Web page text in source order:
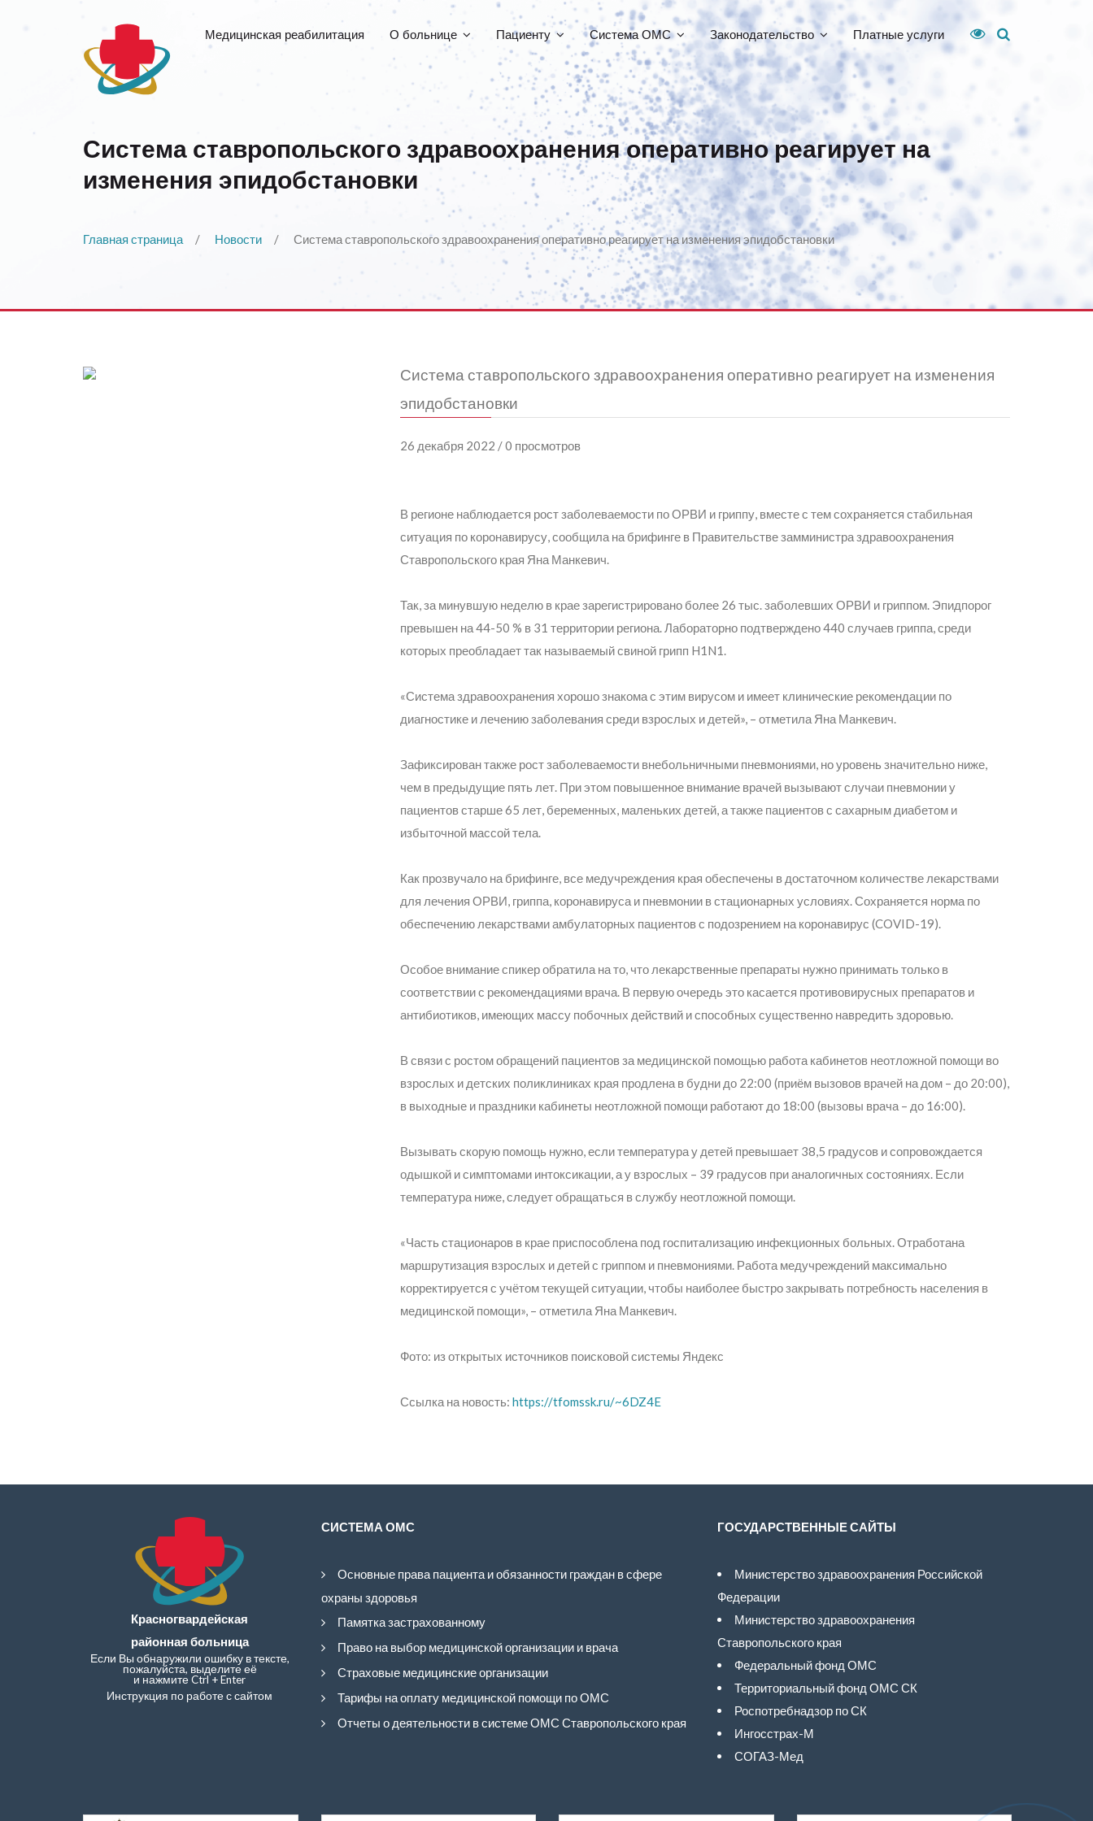
Медицинская реабилитация О больнице Пациенту Система ОМС Законодательство Платные услуги
Система ставропольского здравоохранения оперативно реагирует на
изменения эпидобстановки
Главная страница Новости Система ставропольского здравоохранения оперативно реагирует на изменения эпидобстановки
Система ставропольского здравоохранения оперативно реагирует на изменения
эпидобстановки
26 декабря 2022 / 0 просмотров
В регионе наблюдается рост заболеваемости по ОРВИ и гриппу, вместе с тем сохраняется стабильная
ситуация по коронавирусу, сообщила на брифинге в Правительстве замминистра здравоохранения
Ставропольского края Яна Манкевич.
Так, за минувшую неделю в крае зарегистрировано более 26 тыс. заболевших ОРВИ и гриппом. Эпидпорог
превышен на 44-50 % в 31 территории региона. Лабораторно подтверждено 440 случаев гриппа, среди
которых преобладает так называемый свиной грипп H1N1.
«Система здравоохранения хорошо знакома с этим вирусом и имеет клинические рекомендации по
диагностике и лечению заболевания среди взрослых и детей», – отметила Яна Манкевич.
Зафиксирован также рост заболеваемости внебольничными пневмониями, но уровень значительно ниже,
чем в предыдущие пять лет. При этом повышенное внимание врачей вызывают случаи пневмонии у
пациентов старше 65 лет, беременных, маленьких детей, а также пациентов с сахарным диабетом и
избыточной массой тела.
Как прозвучало на брифинге, все медучреждения края обеспечены в достаточном количестве лекарствами
для лечения ОРВИ, гриппа, коронавируса и пневмонии в стационарных условиях. Сохраняется норма по
обеспечению лекарствами амбулаторных пациентов с подозрением на коронавирус (COVID-19).
Особое внимание спикер обратила на то, что лекарственные препараты нужно принимать только в
соответствии с рекомендациями врача. В первую очередь это касается противовирусных препаратов и
антибиотиков, имеющих массу побочных действий и способных существенно навредить здоровью.
В связи с ростом обращений пациентов за медицинской помощью работа кабинетов неотложной помощи во
взрослых и детских поликлиниках края продлена в будни до 22:00 (приём вызовов врачей на дом – до 20:00),
в выходные и праздники кабинеты неотложной помощи работают до 18:00 (вызовы врача – до 16:00).
Вызывать скорую помощь нужно, если температура у детей превышает 38,5 градусов и сопровождается
одышкой и симптомами интоксикации, а у взрослых – 39 градусов при аналогичных состояниях. Если
температура ниже, следует обращаться в службу неотложной помощи.
«Часть стационаров в крае приспособлена под госпитализацию инфекционных больных. Отработана
маршрутизация взрослых и детей с гриппом и пневмониями. Работа медучреждений максимально
корректируется с учётом текущей ситуации, чтобы наиболее быстро закрывать потребность населения в
медицинской помощи», – отметила Яна Манкевич.
Фото: из открытых источников поисковой системы Яндекс
Ссылка на новость: https://tfomssk.ru/~6DZ4E
Красногвардейская
районная больница
Если Вы обнаружили ошибку в тексте,
пожалуйста, выделите её
и нажмите Ctrl + Enter
Инструкция по работе с сайтом
СИСТЕМА ОМС
Основные права пациента и обязанности граждан в сфере
охраны здоровья
Памятка застрахованному
Право на выбор медицинской организации и врача
Страховые медицинские организации
Тарифы на оплату медицинской помощи по ОМС
Отчеты о деятельности в системе ОМС Ставропольского края
ГОСУДАРСТВЕННЫЕ САЙТЫ
Министерство здравоохранения Российской
Федерации
Министерство здравоохранения
Ставропольского края
Федеральный фонд ОМС
Территориальный фонд ОМС СК
Роспотребнадзор по СК
Ингосстрах-М
СОГАЗ-Мед